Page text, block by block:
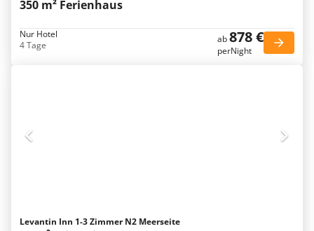
350 m² Ferienhaus
Nur Hotel
4 Tage
ab878 €
perNight
Levantin Inn 1-3 Zimmer N2 Meerseite